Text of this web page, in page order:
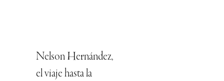
Nelson Hernández,
el viaje hasta la